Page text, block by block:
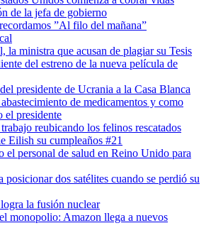
de la jefa de gobierno
”Al filo del mañana”
la ministra que acusan de plagiar su Tesis
del estreno de la nueva película de
presidente de Ucrania a la Casa Blanca
de medicamentos y como
el presidente
reubicando los felinos rescatados
Eilish su cumpleaños #21
el personal de salud en Reino Unido para
posicionar dos satélites cuando se perdió su
la fusión nuclear
monopolio: Amazon llega a nuevos